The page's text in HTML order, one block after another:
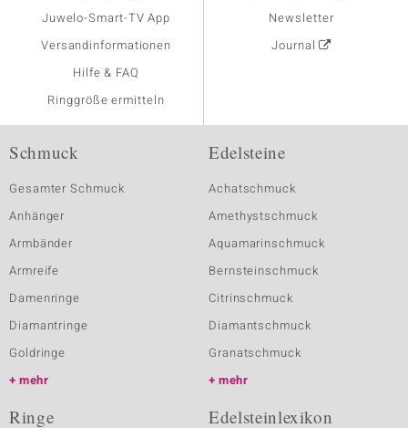
Juwelo-Smart-TV App
Versandinformationen
Hilfe & FAQ
Ringgröße ermitteln
Newsletter
Journal
Schmuck
Gesamter Schmuck
Anhänger
Armbänder
Armreife
Damenringe
Diamantringe
Goldringe
mehr
Edelsteine
Achatschmuck
Amethystschmuck
Aquamarinschmuck
Bernsteinschmuck
Citrinschmuck
Diamantschmuck
Granatschmuck
mehr
Ringe Edelsteinlexikon